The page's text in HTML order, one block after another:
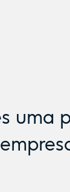
uma